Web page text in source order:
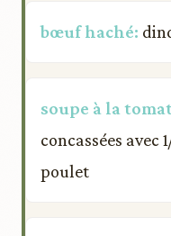
bœuf haché:
soupe à la
concassées avec
poulet